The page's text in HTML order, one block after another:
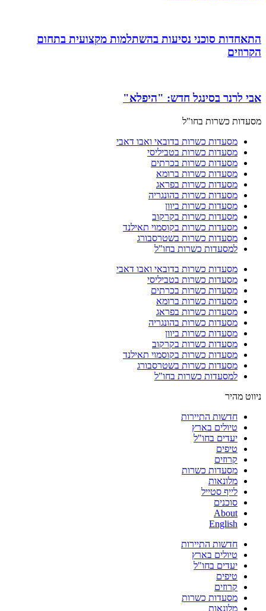
התאחדות סוכני נסיעות בהשתלמות מקצועית בתחום
הקרוזים
אבי לרנר בסינגל חדש: "היפלא"
מסעדות כשרות בחו"ל
מסעדות כשרות בדובאי ואבו דאבי
מסעדות כשרות בטביליסי
מסעדות כשרות בכרתים
מסעדות כשרות ברומא
מסעדות כשרות בפראג
מסעדות כשרות בהונגריה
מסעדות כשרות ביוון
מסעדות כשרות בקרקוב
מסעדות כשרות בקוסמוי תאילנד
מסעדות כשרות בשטרסבורג
למסעדות כשרות בחו"ל
מסעדות כשרות בדובאי ואבו דאבי
מסעדות כשרות בטביליסי
מסעדות כשרות בכרתים
מסעדות כשרות ברומא
מסעדות כשרות בפראג
מסעדות כשרות בהונגריה
מסעדות כשרות ביוון
מסעדות כשרות בקרקוב
מסעדות כשרות בקוסמוי תאילנד
מסעדות כשרות בשטרסבורג
למסעדות כשרות בחו"ל
ניווט מהיר
חדשות התיירות
טיולים בארץ
יעדים בחו"ל
טיפים
קרוזים
מסעדות כשרות
מלונאות
לייף סטייל
סוכנים
About
English
חדשות התיירות
טיולים בארץ
יעדים בחו"ל
טיפים
קרוזים
מסעדות כשרות
מלונאות